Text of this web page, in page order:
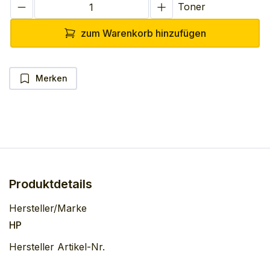
Toner
zum Warenkorb hinzufügen
Merken
Produktdetails
Hersteller/Marke
HP
Hersteller Artikel-Nr.